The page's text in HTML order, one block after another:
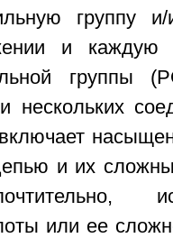
группу и/
и каждую
группы
нескольких
и их
или ее